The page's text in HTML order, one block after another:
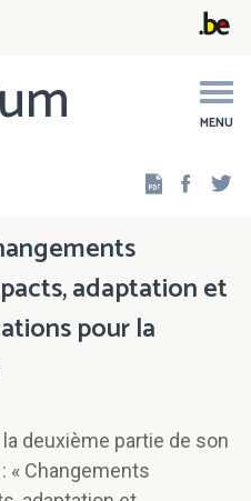
MENU
adaptation et
pour la
la deuxième partie de son
« Changements